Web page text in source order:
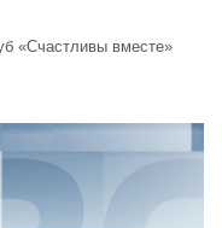
«Счастливы вместе»